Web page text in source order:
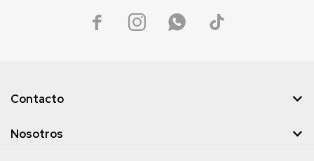
   
Contacto
Nosotros